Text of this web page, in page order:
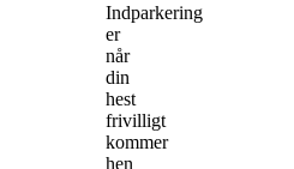
Indparkering
er
når
din
hest
frivilligt
kommer
hen